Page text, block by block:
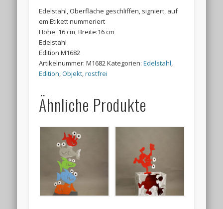
Edelstahl, Oberfläche geschliffen, signiert, auf
em Etikett nummeriert
Höhe: 16 cm, Breite:16 cm
Edelstahl
Edition M1682
Artikelnummer:M1682Kategorien:Edelstahl,
Edition,Objekt,rostfrei
Ähnliche Produkte